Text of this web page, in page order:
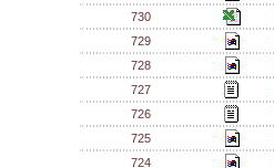
730
729
728
727
726
725
724